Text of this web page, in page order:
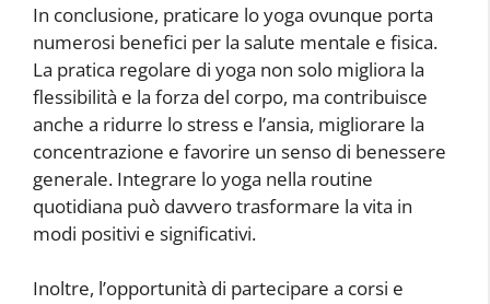
In conclusione, praticare lo yoga ovunque porta
numerosi benefici per la salute mentale e fisica.
La pratica regolare di yoga non solo migliora la
flessibilità e la forza del corpo, ma contribuisce
anche a ridurre lo stress e l’ansia, migliorare la
concentrazione e favorire un senso di benessere
generale. Integrare lo yoga nella routine
quotidiana può davvero trasformare la vita in
modi positivi e significativi.
Inoltre, l’opportunità di partecipare a corsi e